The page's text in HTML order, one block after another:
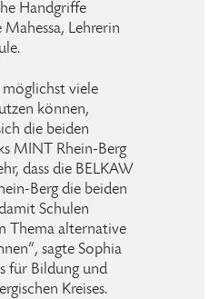
Handgriffe
Lehrerin
möglichst viele
können,
die beiden
MINT Rhein-Berg
dass die BELKAW
Berg die beiden
Schulen
Thema alternative
sagte Sophia
für Bildung und
Kreises.